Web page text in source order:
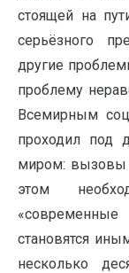
стоящей на
серьёзного
другие
проблему
Всемирным
проходил под
миром: вызовы
этом
становятся
несколько